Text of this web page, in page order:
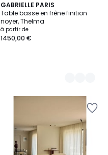
GABRIELLE PARIS
Table basse en frêne finition
noyer, Thelma
à partir de
1450,00 €
10
Couleurs